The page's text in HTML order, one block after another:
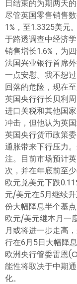
日结束的为期两天
尽管英国零售销售
1%，至1.3325美元
于路透调查中经济
销售增长1.6%，为四
法国兴业银行首席
一点安慰。我不想
回落的危险，现在
英国央行行长贝利
进口关税和其他国
冲击，但他认为英
英国央行货币政策
通胀带来下行压力
注。目前市场预计
次，并在年底前至少
欧元兑美元下跌
元/美元在5月继续
份大幅降息半个基点
欧元/美元继本月一
月或将进一步走高
行在6月5日大幅降息
欧洲央行管委雷恩
能性将取决于中期
化。